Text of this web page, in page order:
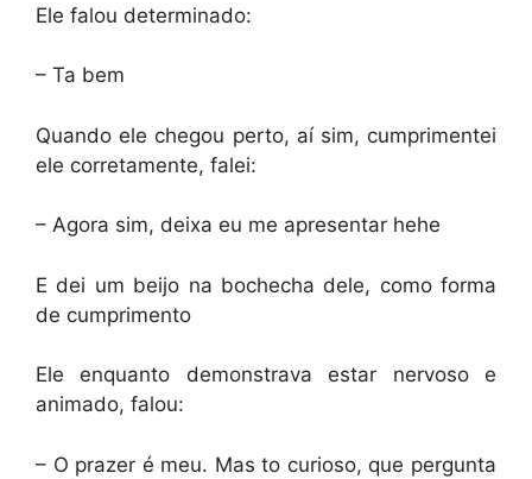
Ele falou determinado:
– Ta bem
Quando ele chegou perto, aí sim, cumprimentei
ele corretamente, falei:
– Agora sim, deixa eu me apresentar hehe
E dei um beijo na bochecha dele, como forma
de cumprimento
Ele enquanto demonstrava estar nervoso e
animado, falou:
– O prazer é meu. Mas to curioso, que pergunta